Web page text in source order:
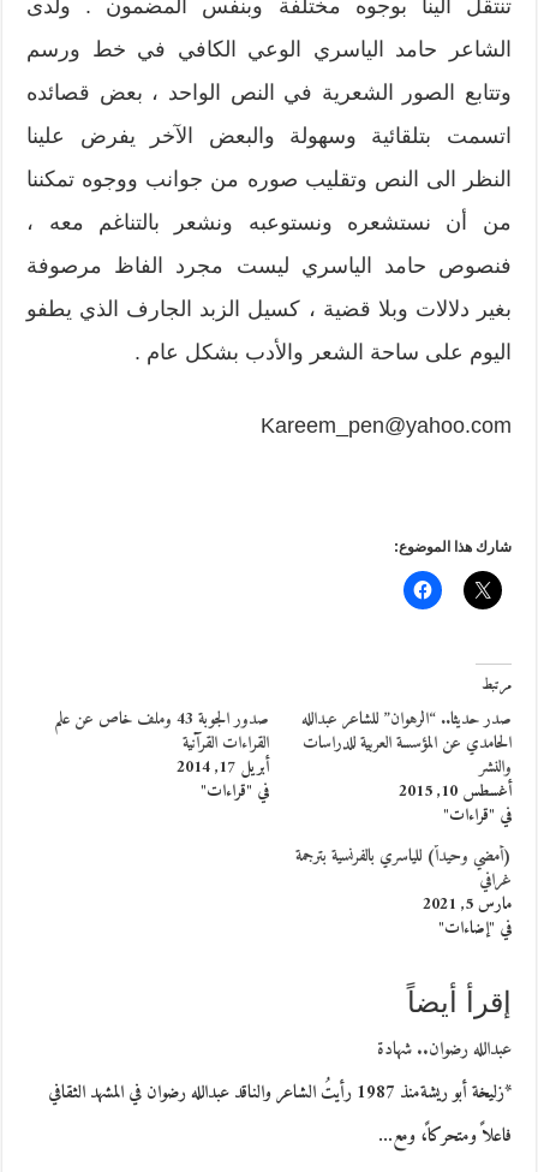
تنتقل الينا بوجوه مختلفة وبنفس المضمون . ولدى
الشاعر حامد الياسري الوعي الكافي في خط ورسم
وتتابع الصور الشعرية في النص الواحد ، بعض قصائده
اتسمت بتلقائية وسهولة والبعض الآخر يفرض علينا
النظر الى النص وتقليب صوره من جوانب ووجوه تمكننا
من أن نستشعره ونستوعبه ونشعر بالتناغم معه ،
فنصوص حامد الياسري ليست مجرد الفاظ مرصوفة
بغير دلالات وبلا قضية ، كسيل الزبد الجارف الذي يطفو
اليوم على ساحة الشعر والأدب بشكل عام .
Kareem_pen@yahoo.com
شارك هذا الموضوع:
مرتبط
صدر حديثا.. “الرهوان” للشاعر عبدالله
الحامدي عن المؤسسة العربية للدراسات
والنشر
أغسطس 10, 2015
في "قراءات"
صدور الجوبة 43 وملف خاص عن علم
القراءات القرآنية
أبريل 17, 2014
في "قراءات"
(أمضي وحيداً) للياسري بالفرنسية بترجمة
غرافي
مارس 5, 2021
في "إضاءات"
إقرأ أيضاً
عبدالله رضوان.. شهادة
*زليخة أبو ريشةمنذ 1987 رأيتُ الشاعر والناقد عبدالله رضوان في المشهد الثقافي
فاعلاً ومتحركاً، ومع…